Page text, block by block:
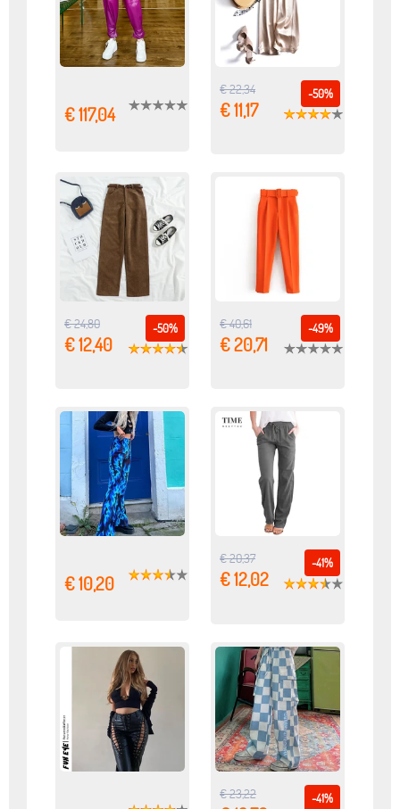
€ 117,04
-50%
€ 22,34
€ 11,17
-50%
€ 24,80
€ 12,40
-49%
€ 40,61
€ 20,71
€ 10,20
-41%
€ 20,37
€ 12,02
-41%
€ 23,22